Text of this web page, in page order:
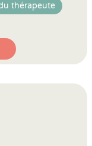
thérapeute